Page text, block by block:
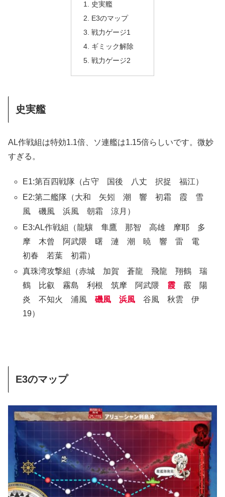
史実艦
E3のマップ
戦力ゲージ1
ギミック解除
戦力ゲージ2
史実艦
AL作戦組は特効1.1倍、ソ連艦は1.15倍らしいです。微妙
すぎる。
E1:第百四戦隊（占守 国後 八丈 択捉 福江）
E2:第二艦隊（大和 矢矧 潮 響 初霜 霞 雪
風 磯風 浜風 朝霜 涼月）
E3:AL作戦組（龍驤 隼鷹 那智 高雄 摩耶 多
摩 木曾 阿武隈 曙 漣 潮 暁 響 雷 電
初春 若葉 初霜）
真珠湾攻撃組（赤城 加賀 蒼龍 飛龍 翔鶴 瑞
鶴 比叡 霧島 利根 筑摩 阿武隈 霞 霰 陽
炎 不知火 浦風磯風 浜風 谷風 秋雲 伊
19）
E3のマップ